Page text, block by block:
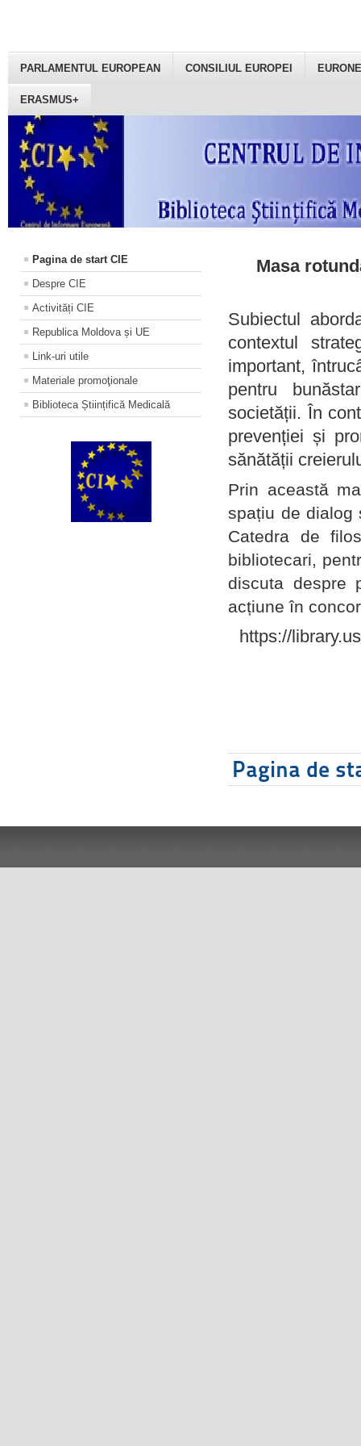
PARLAMENTUL EUROPEAN CONSILIUL EUROPEI
ERASMUS+
Pagina de start CIE
Despre CIE
Activități CIE
Republica Moldova și UE
Link-uri utile
Materiale promoţionale
Biblioteca Științifică Medicală
Masa
Subiectul
contextul
important,
pentru
societății. În
prevenției și
sănătății
Prin această
spațiu de dialog
Catedra de
bibliotecari,
discuta despre
acțiune în
https://
Pagina de